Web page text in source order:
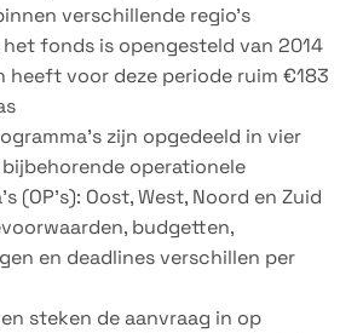
verschillende regio’s
fonds is opengesteld van 2014
heeft voor deze periode ruim €183
zijn opgedeeld in vier
bijbehorende operationele
(OP’s): Oost, West, Noord en Zuid
budgetten,
en deadlines verschillen per
steken de aanvraag in op